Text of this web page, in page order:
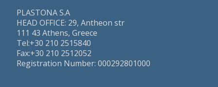
PLASTONA S.A
HEAD OFFICE: 29, Antheon str
111 43 Athens, Greece
Τel:+30 210 2515840
Fax:+30 210 2512052
Registration Number: 000292801000